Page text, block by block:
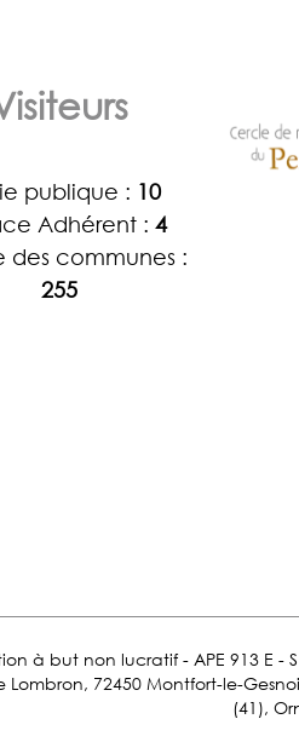
publique : 10
Adhérent : 4
des communes :
255
à but non lucratif - APE 913 E -
Lombron, 72450 Montfort-le-
(41),